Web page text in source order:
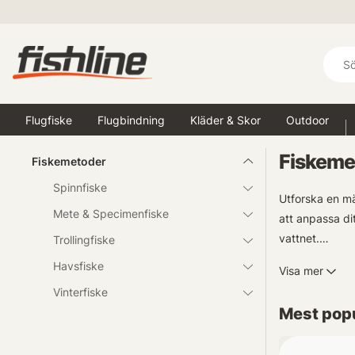
Flugfiske Flugbindning Kläder & Skor Outdoor
Fiskemetoder
Spinnfiske
Mete & Specimenfiske
Trollingfiske
Havsfiske
Vinterfiske
Utforska en
att anpassa
vattnet.
Vi strävar
Visa mer
Mest